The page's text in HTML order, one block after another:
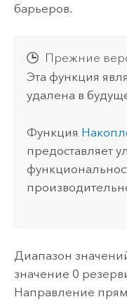
барьеров.
Прежние
Эта функция
удалена в
Функция
предоставляет
Диапазон
значение 0
Направление